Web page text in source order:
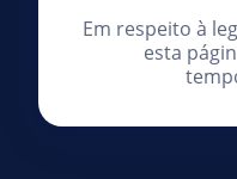
Em respeito à
esta